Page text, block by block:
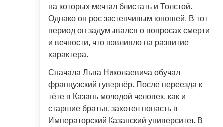
на которых мечтал блистать и Толстой.
Однако он рос застенчивым юношей. В тот
период он задумывался о вопросах смерти
и вечности, что повлияло на развитие
характера.
Сначала Льва Николаевича обучал
французский гувернёр. После переезда к
тёте в Казань молодой человек, как и
старшие братья, захотел попасть в
Императорский Казанский университет. В